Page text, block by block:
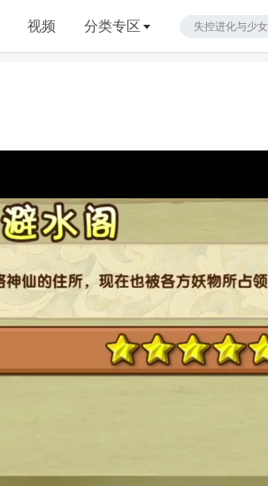
视频 分类专区